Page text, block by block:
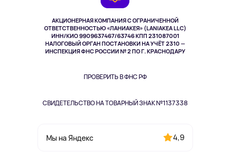
АКЦИОНЕРНАЯ КОМПАНИЯ С ОГРАНИЧЕННОЙ
ОТВЕТСТВЕННОСТЬЮ «ЛАНИАКЕЯ» (LANIAKEA LLC)
ИНН/КИО 9909637467/63746 КПП 231087001
НАЛОГОВЫЙ ОРГАН ПОСТАНОВКИ НА УЧЁТ 2310 —
ИНСПЕКЦИЯ ФНС РОССИИ № 2 ПО Г. КРАСНОДАРУ
ПРОВЕРИТЬ В ФНС РФ
СВИДЕТЕЛЬСТВО НА ТОВАРНЫЙ ЗНАК №1137338
Мы на Яндекс 4,9
Здоровье питомцев
Одежда и аксессуары